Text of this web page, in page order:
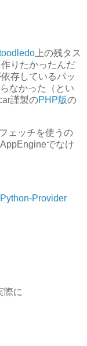
上の残タス
りたかったんだ
存しているパッ
なかった（とい
謹製のPHP版の
ェッチを使うの
でなけ
Provider
際に